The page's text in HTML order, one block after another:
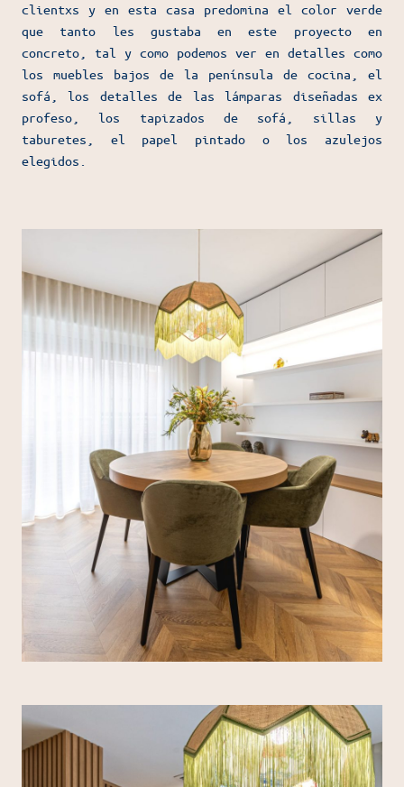
clientxs y en esta casa predomina el color verde
que tanto les gustaba en este proyecto en
concreto, tal y como podemos ver en detalles como
los muebles bajos de la península de cocina, el
sofá, los detalles de las lámparas diseñadas ex
profeso, los tapizados de sofá, sillas y
taburetes, el papel pintado o los azulejos
elegidos.